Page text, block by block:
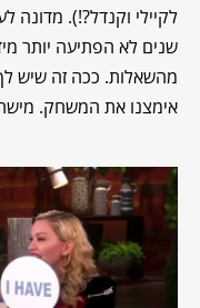
שנים לא הפתיעה יותר
מהשאלות. ככה זה שיש לך
אימצנו את המשחק.